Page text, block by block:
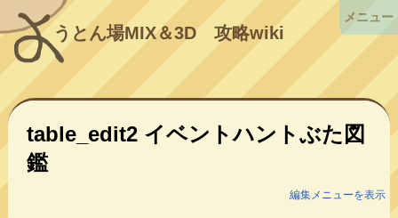
うとん場MIX＆3D攻略wiki
table_edit2 イベントハントぶた図
鑑
編集メニューを表示
メニュー